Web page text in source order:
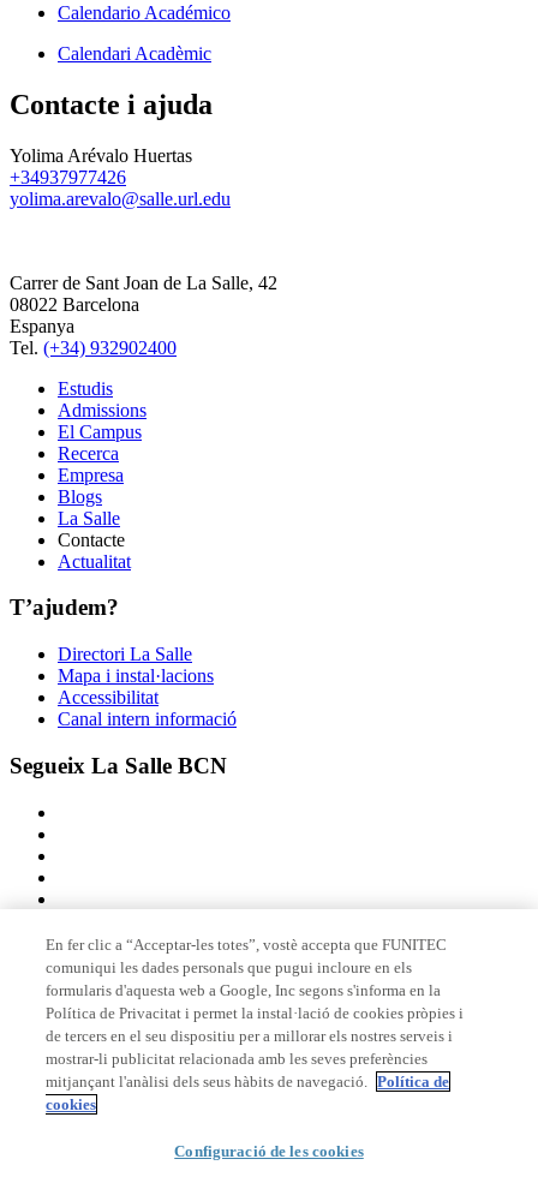
Calendario Académico
Calendari Acadèmic
Contacte i ajuda
Yolima Arévalo Huertas
+34937977426
yolima.arevalo@salle.url.edu
Carrer de Sant Joan de La Salle, 42
08022 Barcelona
Espanya
Tel. (+34) 932902400
Estudis
Admissions
El Campus
Recerca
Empresa
Blogs
La Salle
Contacte
Actualitat
T’ajudem?
Directori La Salle
Mapa i instal·lacions
Accessibilitat
Canal intern informació
Segueix La Salle BCN
Membre de
Acreditacions
© 2026 La Salle Campus Barcelona - URL |Avís legal
En fer clic a “Acceptar-les totes”, vostè accepta que FUNITEC
comuniqui les dades personals que pugui incloure en els
formularis d'aquesta web a Google, Inc segons s'informa en la
Política de Privacitat i permet la instal·lació de cookies pròpies i
de tercers en el seu dispositiu per a millorar els nostres serveis i
mostrar-li publicitat relacionada amb les seves preferències
mitjançant l'anàlisi dels seus hàbits de navegació. Política de
cookies
Configuració de les cookies